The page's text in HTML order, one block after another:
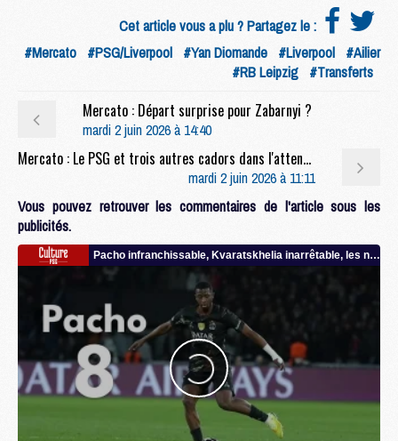
Cet article vous a plu ? Partagez le :
#Mercato #PSG/Liverpool #Yan Diomande #Liverpool #Ailier
#RB Leipzig #Transferts
Mercato : Départ surprise pour Zabarnyi ?
mardi 2 juin 2026 à 14:40
Mercato : Le PSG et trois autres cadors dans l'attente du prix de Kroupi
mardi 2 juin 2026 à 11:11
Vous pouvez retrouver les commentaires de l'article sous les
publicités.